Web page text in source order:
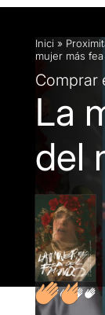
Inici »
mujer más
Comprar
La
del